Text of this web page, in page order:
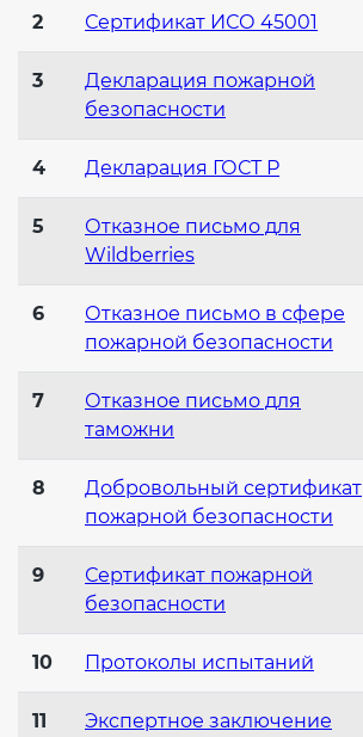
2 Сертификат ИСО 45001
3
Декларация пожарной
безопасности
4 Декларация ГОСТ Р
5
Отказное письмо для
Wildberries
6
Отказное письмо в сфере
пожарной безопасности
7
Отказное письмо для
таможни
8
Добровольный сертификат
пожарной безопасности
9
Сертификат пожарной
безопасности
10 Протоколы испытаний
11
Экспертное заключение